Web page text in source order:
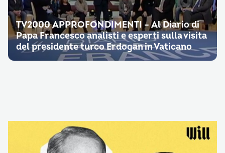
TV2000 APPROFONDIMENTI – Al Diario di
Papa Francesco analisti e esperti sulla visita
del presidente turco Erdogan in Vaticano